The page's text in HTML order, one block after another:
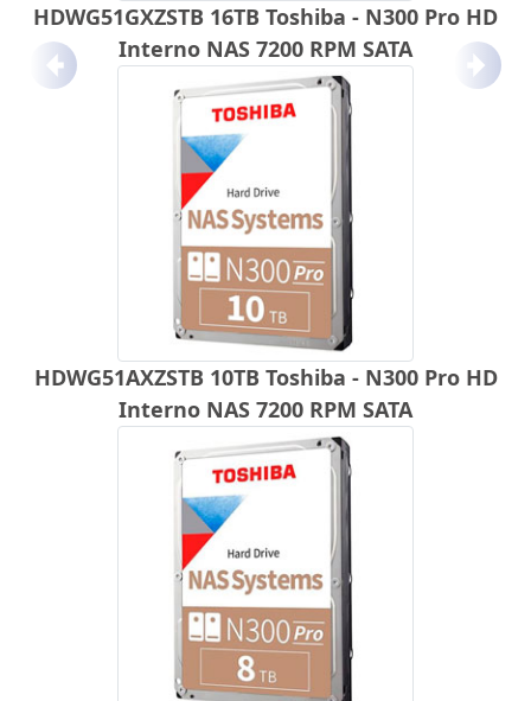
HDWG51GXZSTB 16TB Toshiba - N300 Pro HD
Interno NAS 7200 RPM SATA
HDWG51AXZSTB 10TB Toshiba - N300 Pro HD
Interno NAS 7200 RPM SATA
Anterior